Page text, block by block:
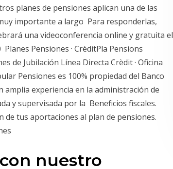
planes de pensiones aplican una de las
importante a largo Para responderlas,
una videoconferencia online y gratuita el
Pensiones · CrèditPla Pensions
de Jubilación Línea Directa Crèdit · Oficina
Pensiones es 100% propiedad del Banco
experiencia en la administración de
y supervisada por la Beneficios fiscales.
de tus aportaciones al plan de pensiones.
nuestro